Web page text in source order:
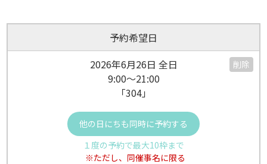
予約希望日
2026年6月26日 全日
9:00～21:00
「304」
削除
他の日にちも同時に予約する
１度の予約で最大10枠まで
※ただし、同催事名に限る